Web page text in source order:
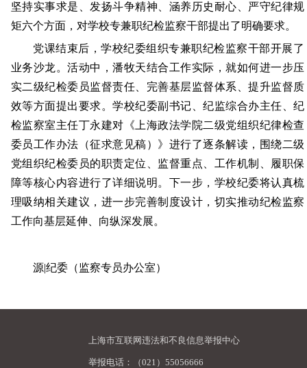
坚持实事求是、发扬斗争精神、涵养历史耐心、严守纪律规
矩六个方面，对学校专兼职纪检监察干部提出了明确要求。
党课结束后，学校纪委组织专兼职纪检监察干部开展了
业务沙龙。活动中，潘牧天结合工作实际，就如何进一步压
实二级纪检委员监督责任、完善基层监督体系、提升监督质
效等方面提出要求。学校纪委副书记、纪监综合办主任、纪
检监察室主任丁永建对《上海政法学院二级党组织纪律检查
委员工作办法（征求意见稿）》进行了逐条解读，围绕二级
党组织纪检委员的职责定位、监督重点、工作机制、履职保
障等核心内容进行了详细说明。下一步，学校纪委将认真梳
理吸纳相关建议，进一步完善制度设计，切实推动纪检监察
工作向基层延伸、向纵深发展。
源|纪委（监察专员办公室）
上海市互联网违法和不良信息举报中心
举报电话：（021）55056666